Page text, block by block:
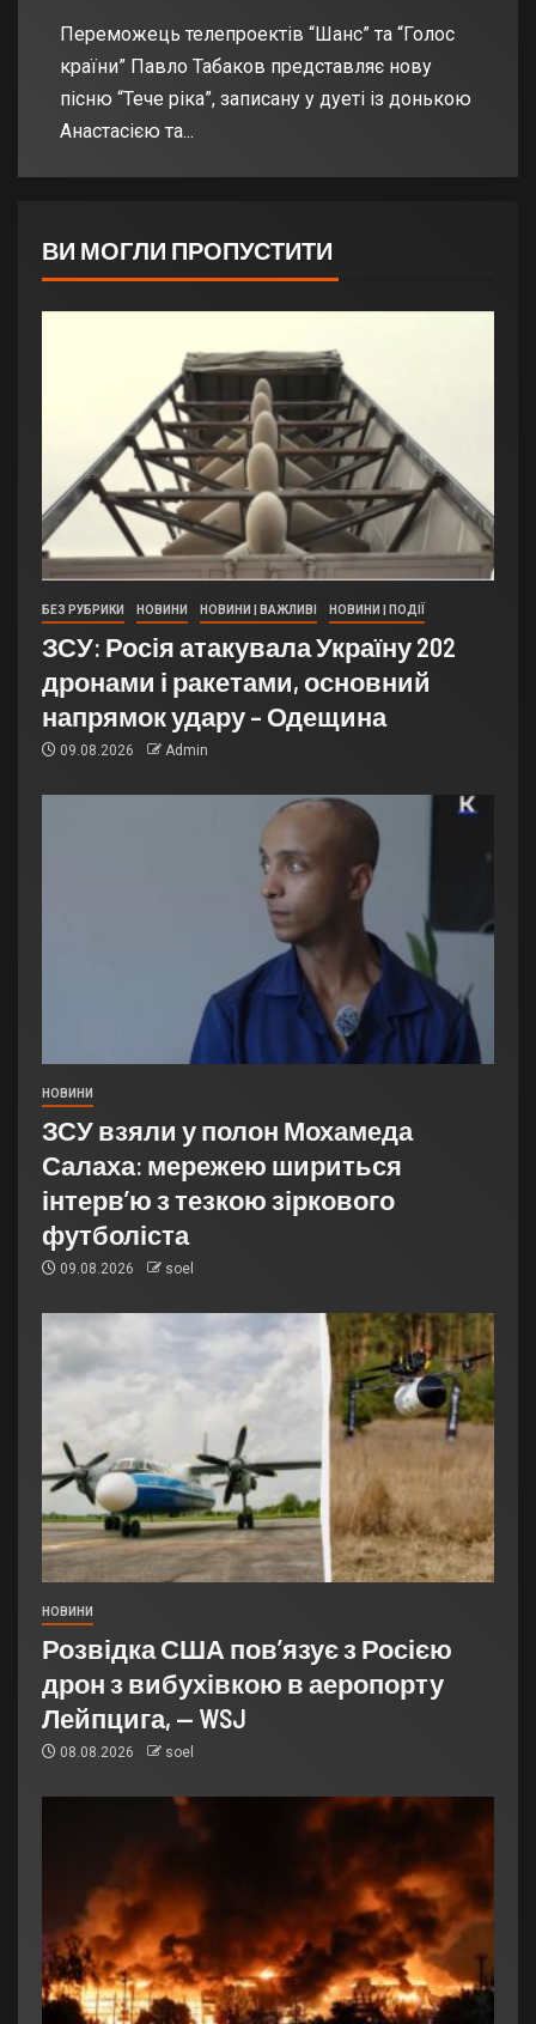
Переможець телепроектів “Шанс” та “Голос
країни” Павло Табаков представляє нову
пісню “Тече ріка”, записану у дуеті із донькою
Анастасією та...
ВИ МОГЛИ ПРОПУСТИТИ
БЕЗ РУБРИКИ НОВИНИ НОВИНИ | ВАЖЛИВІ НОВИНИ | ПОДІЇ
ЗСУ: Росія атакувала Україну 202
дронами і ракетами, основний
напрямок удару – Одещина
09.08.2026 Admin
НОВИНИ
ЗСУ взяли у полон Мохамеда
Салаха: мережею шириться
інтерв’ю з тезкою зіркового
футболіста
09.08.2026 soel
НОВИНИ
Розвідка США пов’язує з Росією
дрон з вибухівкою в аеропорту
Лейпцига, — WSJ
08.08.2026 soel